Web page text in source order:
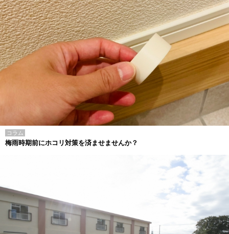
コラム
梅雨時期前にホコリ対策を済ませませんか？